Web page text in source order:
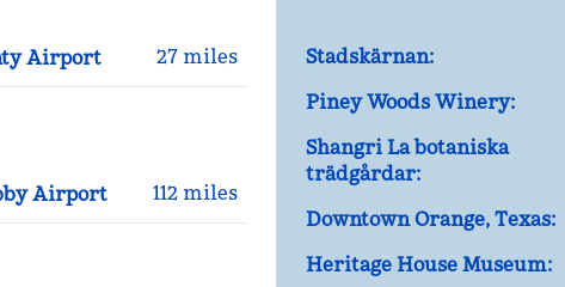
Airport 27 miles
Airport 112 miles
Stadskärnan:
Piney Woods Winery:
Shangri La botaniska
trädgårdar:
Downtown Orange, Texas:
Heritage House Museum: